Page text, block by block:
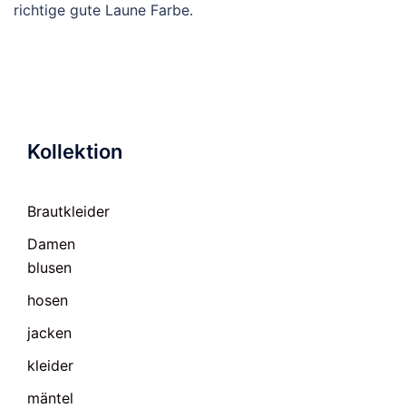
richtige gute Laune Farbe.
Kollektion
Brautkleider
Damen
blusen
hosen
jacken
kleider
mäntel